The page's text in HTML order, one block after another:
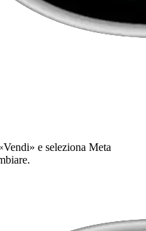
e seleziona Meta